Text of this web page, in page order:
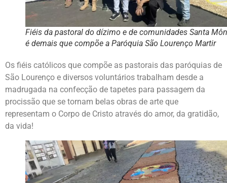
Fiéis da pastoral do dízimo e de comunidades Santa
é demais que compõe a Paróquia São Lourenço Martir
Os fiéis católicos que compõe as pastorais das paróquias de
São Lourenço e diversos voluntários trabalham desde a
madrugada na confecção de tapetes para passagem da
procissão que se tornam belas obras de arte que
representam o Corpo de Cristo através do amor, da gratidão,
da vida!